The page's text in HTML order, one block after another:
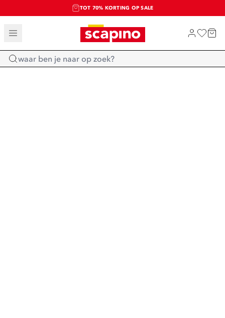
TOT 70% KORTING OP SALE
SALE: LAATSTE KANS!
SHOP NIEUW
Home